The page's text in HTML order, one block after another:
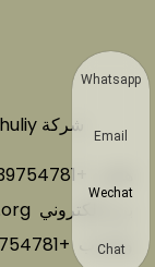
شركة Shuliy متخصصة في صنع آلة أطباق البيض
+8619139754781
بريد إلكتروني
واتساب
+8619139754781
Whatsapp
Email
Wechat
Chat